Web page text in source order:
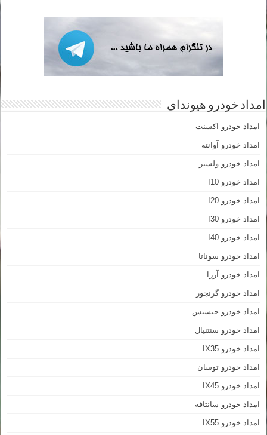
امداد خودرو هیوندای
امداد خودرو اکسنت
امداد خودرو آوانته
امداد خودرو ولستر
امداد خودرو I10
امداد خودرو I20
امداد خودرو I30
امداد خودرو I40
امداد خودرو سوناتا
امداد خودرو آزرا
امداد خودرو گرنجور
امداد خودرو جنسیس
امداد خودرو سنتنیال
امداد خودرو IX35
امداد خودرو توسان
امداد خودرو IX45
امداد خودرو سانتافه
امداد خودرو IX55